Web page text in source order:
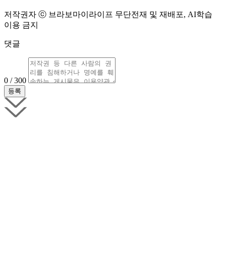
저작권자 ⓒ 브라보마이라이프 무단전재 및 재배포, AI학습
이용 금지
댓글
0 / 300